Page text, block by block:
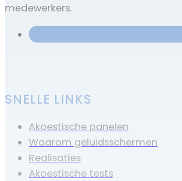
medewerkers.
SNELLE LINKS
Akoestische panelen
Waarom geluidsschermen
Realisaties
Akoestische tests